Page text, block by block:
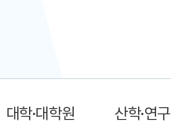
대학·대학원 산학·연구